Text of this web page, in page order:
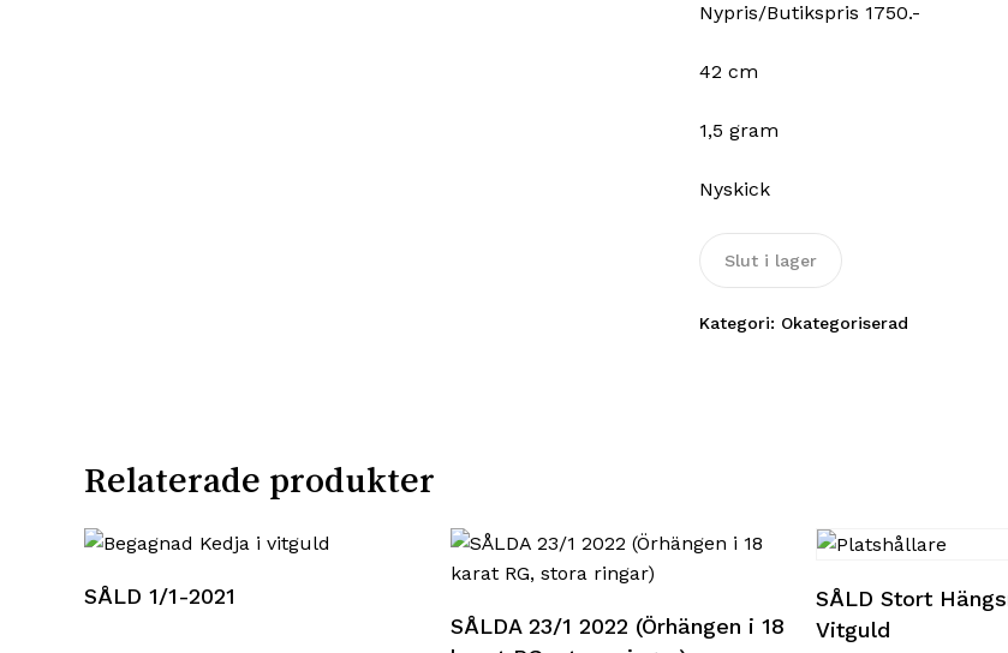
Nypris/Butikspris 1750.-
42 cm
1,5 gram
Nyskick
Slut i lager
Kategori: Okategoriserad
Relaterade produkter
SÅLD 1/1-2021
Läs mer
SÅLDA 23/1 2022 (Örhängen i 18
SÅLD Stort
Vitguld